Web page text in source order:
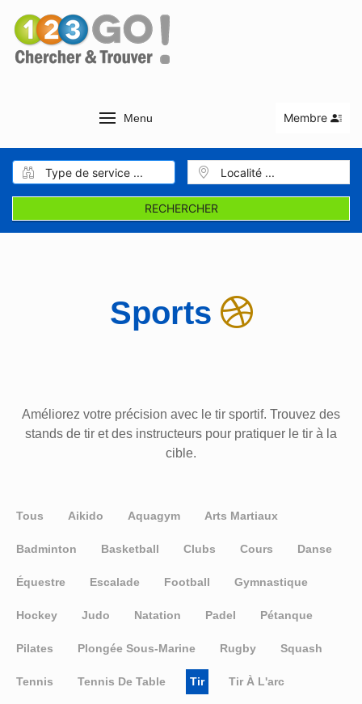
Menu Membre
RECHERCHER
Sports
Améliorez votre précision avec le tir sportif. Trouvez des
stands de tir et des instructeurs pour pratiquer le tir à la
cible.
Tous Aikido Aquagym Arts Martiaux
Badminton Basketball Clubs Cours Danse
Équestre Escalade Football Gymnastique
Hockey Judo Natation Padel Pétanque
Pilates Plongée Sous-Marine Rugby Squash
Tennis Tennis De Table Tir Tir À L'arc